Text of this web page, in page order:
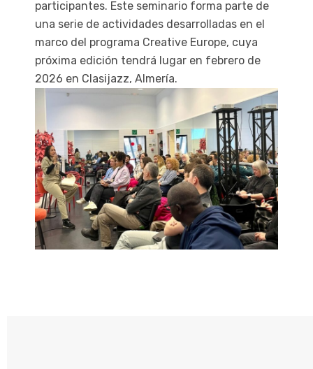
participantes. Este seminario forma parte de
una serie de actividades desarrolladas en el
marco del programa Creative Europe, cuya
próxima edición tendrá lugar en febrero de
2026 en Clasijazz, Almería.